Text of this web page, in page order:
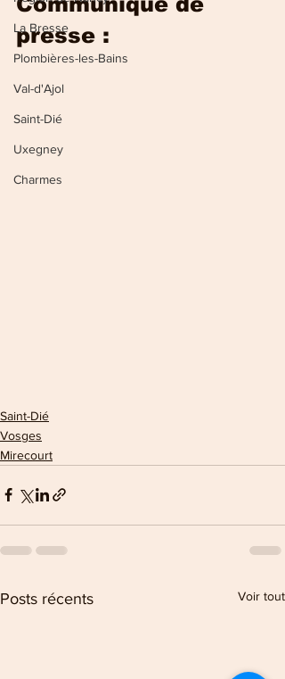
La Bresse
Plombières-les-Bains
Val-d'Ajol
Saint-Dié
Uxegney
Charmes
presse :
Saint-Dié
Vosges
Mirecourt
Posts récents Voir tout